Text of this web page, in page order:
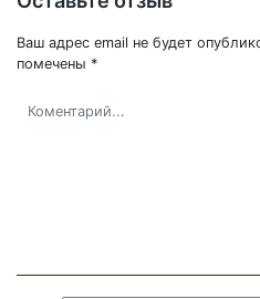
Ваш адрес email не будет
помечены *